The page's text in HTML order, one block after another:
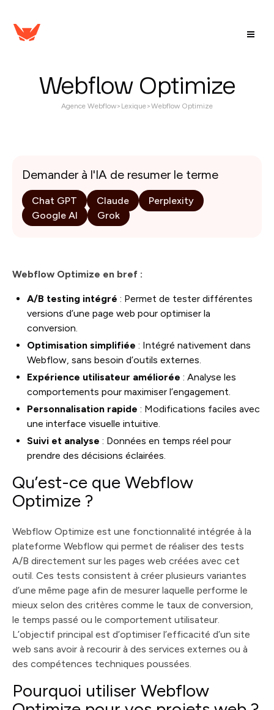
Webflow Optimize
Agence Webflow> Lexique>Webflow Optimize
Demander à l'IA de resumer le terme
Chat GPT Claude
Perplexity
Google AI
Grok
Webflow Optimize en bref :
A/B testing intégré : Permet de tester différentes
versions d’une page web pour optimiser la
conversion.
Optimisation simplifiée : Intégré nativement dans
Webflow, sans besoin d’outils externes.
Expérience utilisateur améliorée : Analyse les
comportements pour maximiser l’engagement.
Personnalisation rapide : Modifications faciles avec
une interface visuelle intuitive.
Suivi et analyse : Données en temps réel pour
prendre des décisions éclairées.
Qu’est-ce que Webflow
Optimize ?
Webflow Optimize est une fonctionnalité intégrée à la
plateforme Webflow qui permet de réaliser des tests
A/B directement sur les pages web créées avec cet
outil. Ces tests consistent à créer plusieurs variantes
d’une même page afin de mesurer laquelle performe le
mieux selon des critères comme le taux de conversion,
le temps passé ou le comportement utilisateur.
L’objectif principal est d’optimiser l’efficacité d’un site
web sans avoir à recourir à des services externes ou à
des compétences techniques poussées.
Pourquoi utiliser Webflow